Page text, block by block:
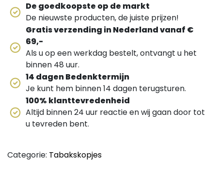
De goedkoopste op de markt
De nieuwste producten, de juiste prijzen!
Gratis verzending in Nederland vanaf €
69,-
Als u op een werkdag bestelt, ontvangt u het
binnen 48 uur.
14 dagen Bedenktermijn
Je kunt hem binnen 14 dagen terugsturen.
100% klanttevredenheid
Altijd binnen 24 uur reactie en wij gaan door tot
u tevreden bent.
Categorie: Tabakskopjes